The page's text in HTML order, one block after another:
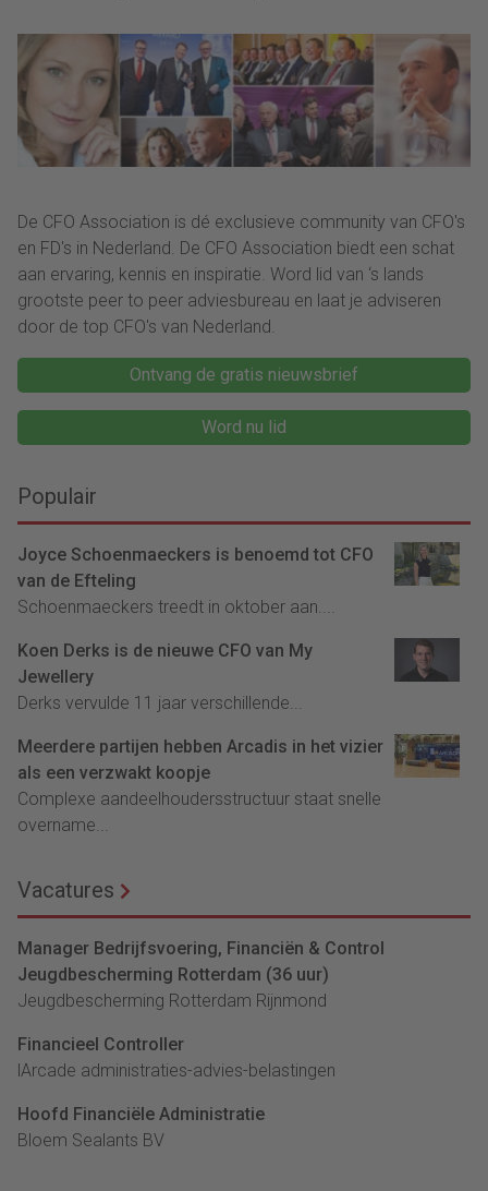
mensen die dat wel
doen en daardoor tien
keer sneller werken.”
De CFO Association is dé exclusieve community van CFO's
en FD's in Nederland. De CFO Association biedt een schat
aan ervaring, kennis en inspiratie. Word lid van ‘s lands
grootste peer to peer adviesbureau en laat je adviseren
door de top CFO's van Nederland.
Ontvang de gratis nieuwsbrief
Word nu lid
Populair
Joyce Schoenmaeckers is benoemd tot CFO
van de Efteling
Schoenmaeckers treedt in oktober aan....
Koen Derks is de nieuwe CFO van My
Jewellery
Derks vervulde 11 jaar verschillende...
Meerdere partijen hebben Arcadis in het vizier
als een verzwakt koopje
Complexe aandeelhoudersstructuur staat snelle
overname...
Vacatures
Manager Bedrijfsvoering, Financiën & Control
Jeugdbescherming Rotterdam (36 uur)
Jeugdbescherming Rotterdam Rijnmond
Financieel Controller
lArcade administraties-advies-belastingen
Hoofd Financiële Administratie
Bloem Sealants BV